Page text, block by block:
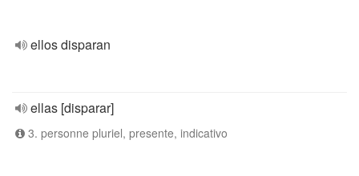
ellos disparan
ellas [disparar]
3. personne pluriel, presente, indicativo